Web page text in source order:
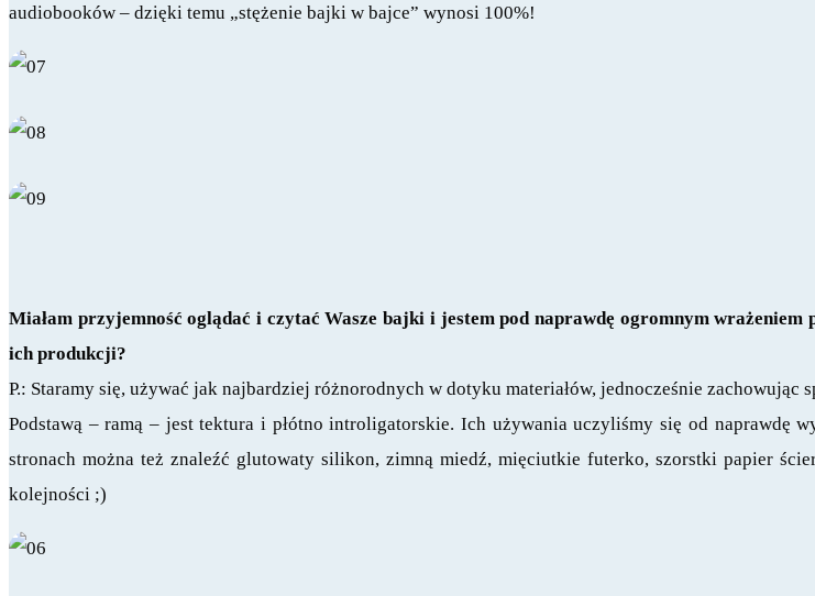
audiobooków – dzięki temu „stężenie bajki w bajce” wynosi 100%!
Miałam przyjemność oglądać i czytać Wasze bajki i jestem pod naprawdę ogromnym
ich produkcji?
P.: Staramy się, używać jak najbardziej różnorodnych w dotyku materiałów, jednocześnie zachowując
Podstawą – ramą – jest tektura i płótno introligatorskie. Ich używania uczyliśmy się od naprawdę
stronach można też znaleźć glutowaty silikon, zimną miedź, mięciutkie futerko, szorstki papier
kolejności ;)